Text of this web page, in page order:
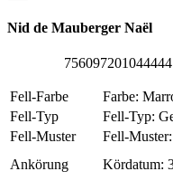
Nid de Mauberger Naël
Fell-Farbe Farbe:
Fell-Typ
Fell-Typ:
Fell-Muster
Fell-
Ankörung
Kördatum: